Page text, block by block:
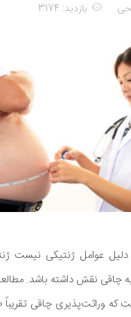
بازدید: 3174
دلیل عوامل ژنتیکی نیست
به چاقی نقش داشته باشد.